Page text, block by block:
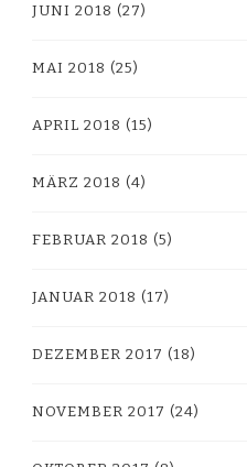
JUNI 2018 (27)
MAI 2018 (25)
APRIL 2018 (15)
MÄRZ 2018 (4)
FEBRUAR 2018 (5)
JANUAR 2018 (17)
DEZEMBER 2017 (18)
NOVEMBER 2017 (24)